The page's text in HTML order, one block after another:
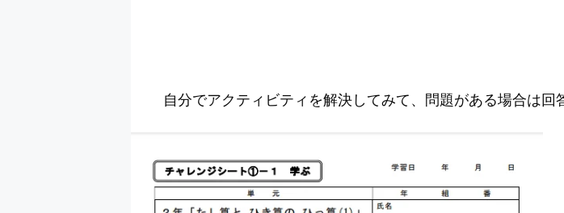
自分でアクティビティを解決してみて、問題がある場合は回